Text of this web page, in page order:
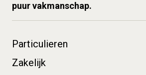
puur vakmanschap.
Particulieren
Zakelijk